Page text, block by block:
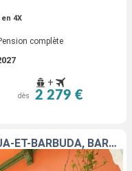
4X
complète
+
dès 2 279 €
PORTO RICO, TORTOLA, ANTIGUA-ET-BARBUDA, BARBADE, GUADELOUPE, SAINT-MARTIN, SAINT-THOMAS